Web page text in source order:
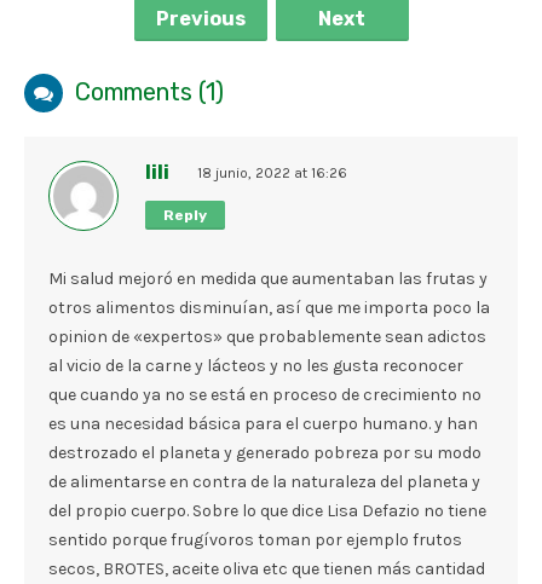
Previous Next
Comments (1)
lili 18 junio, 2022 at 16:26
Reply
Mi salud mejoró en medida que aumentaban las frutas y
otros alimentos disminuían, así que me importa poco la
opinion de «expertos» que probablemente sean adictos
al vicio de la carne y lácteos y no les gusta reconocer
que cuando ya no se está en proceso de crecimiento no
es una necesidad básica para el cuerpo humano. y han
destrozado el planeta y generado pobreza por su modo
de alimentarse en contra de la naturaleza del planeta y
del propio cuerpo. Sobre lo que dice Lisa Defazio no tiene
sentido porque frugívoros toman por ejemplo frutos
secos, BROTES, aceite oliva etc que tienen más cantidad